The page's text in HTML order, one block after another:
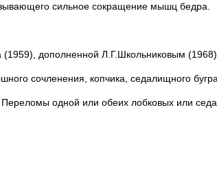
сильное сокращение мышц бедра.
(1959), дополненной Л.Г.Школьниковым (1968).
сочленения, копчика, седалищного
одной или обеих лобковых или